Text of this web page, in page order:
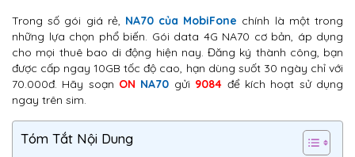
Trong số gói giá rẻ, NA70 của MobiFone chính là một trong
những lựa chọn phổ biến. Gói data 4G NA70 cơ bản, áp dụng
cho mọi thuê bao di động hiện nay. Đăng ký thành công, bạn
được cấp ngay 10GB tốc độ cao, hạn dùng suốt 30 ngày chỉ với
70.000đ. Hãy soạn ON NA70 gửi 9084 để kích hoạt sử dụng
ngay trên sim.
Tóm Tắt Nội Dung